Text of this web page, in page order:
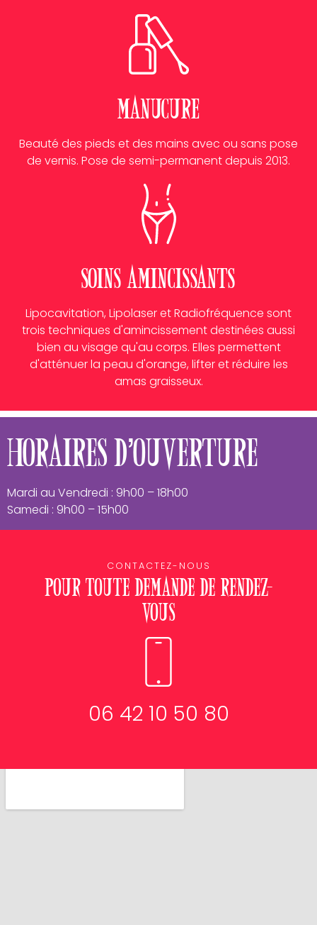
Manucure
Beauté des pieds et des mains avec ou sans pose
de vernis. Pose de semi-permanent depuis 2013.
Soins Amincissants
Lipocavitation, Lipolaser et Radiofréquence sont
trois techniques d'amincissement destinées aussi
bien au visage qu'au corps. Elles permettent
d'atténuer la peau d'orange, lifter et réduire les
amas graisseux.
Horaires d'ouverture
Mardi au Vendredi : 9h00 – 18h00
Samedi : 9h00 – 15h00
CONTACTEZ-NOUS
Pour toute demande de rendez-
vous
06 42 10 50 80